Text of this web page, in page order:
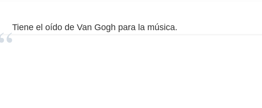
Tiene el oído de Van Gogh para la música.